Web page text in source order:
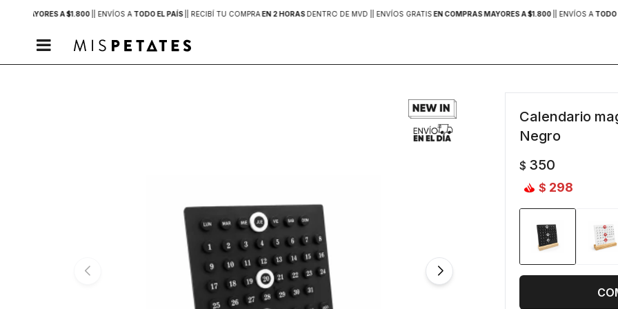
MAYORES A $1.800 | ENVÍOS A TODO EL PAÍS | RECIBÍ TU COMPRAEN 2 HORASDENTRO DE MVD | | ENVÍOS GRATISEN COMPRAS MAYORES A $1.800 | ENVÍOS A TODO

Calendario
Negro
$ 350
$ 298